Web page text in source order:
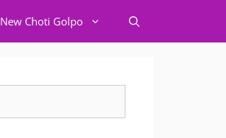
New Choti Golpo